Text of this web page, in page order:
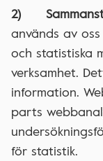
2)
används av
och statistiska
verksamhet.
information.
parts
för statistik.